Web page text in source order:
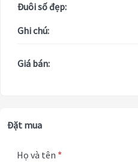
Đuôi số đẹp:
Ghi chú:
Giá bán:
Đặt mua
Họ và tên *